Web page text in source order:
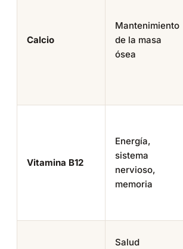
Calcio
Mantenimiento
de la masa
ósea
Vitamina B12
Energía,
sistema
nervioso,
memoria
Salud